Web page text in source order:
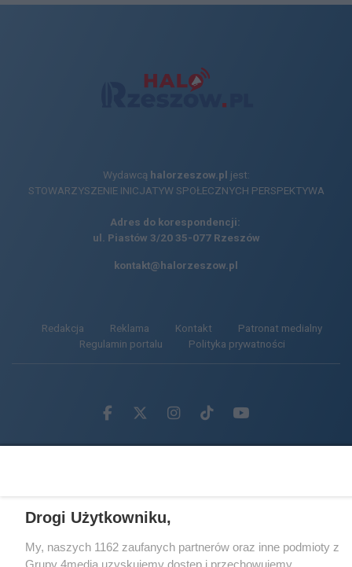
Wydawcą halorzeszow.pl jest:
STOWARZYSZENIE INICJATYW SPOŁECZNYCH PERSPEKTYWA
Adres do korespondencji:
ul. Piastów 3/20 35-077 Rzeszów
kontakt@halorzeszow.pl
Redakcja Reklama Kontakt
Patronat medialny
Regulamin portalu
Polityka prywatności
Facebook.com
X.comInstagram.com
Tiktok.comYoutube.com
Drogi Użytkowniku,
My, naszych 1162 zaufanych partnerów oraz inne podmioty z
Grupy 4media uzyskujemy dostęp i przechowujemy